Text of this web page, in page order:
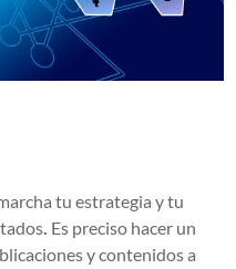
tu estrategia y tu
. Es preciso hacer un
y contenidos a